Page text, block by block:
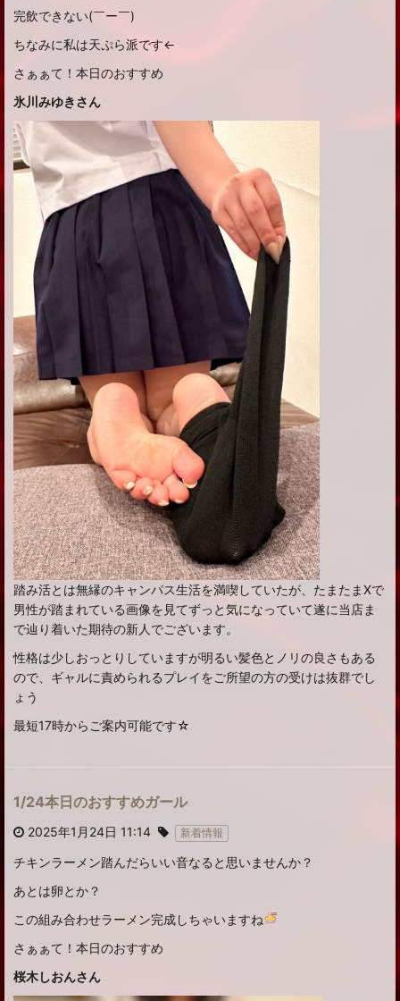
完飲できない(￣ー￣)
ちなみに私は天ぷら派です←
さぁぁて！本日のおすすめ
氷川みゆきさん
踏み活とは無縁のキャンパス生活を満喫していたが、たまたまXで
男性が踏まれている画像を見てずっと気になっていて遂に当店ま
で辿り着いた期待の新人でございます。
性格は少しおっとりしていますが明るい髪色とノリの良さもある
ので、ギャルに責められるプレイをご所望の方の受けは抜群でし
ょう
最短17時からご案内可能です☆
1/24本日のおすすめガール
2025年1月24日 11:14 新着情報
チキンラーメン踏んだらいい音なると思いませんか？
あとは卵とか？
この組み合わせラーメン完成しちゃいますね
さぁぁて！本日のおすすめ
桜木しおんさん